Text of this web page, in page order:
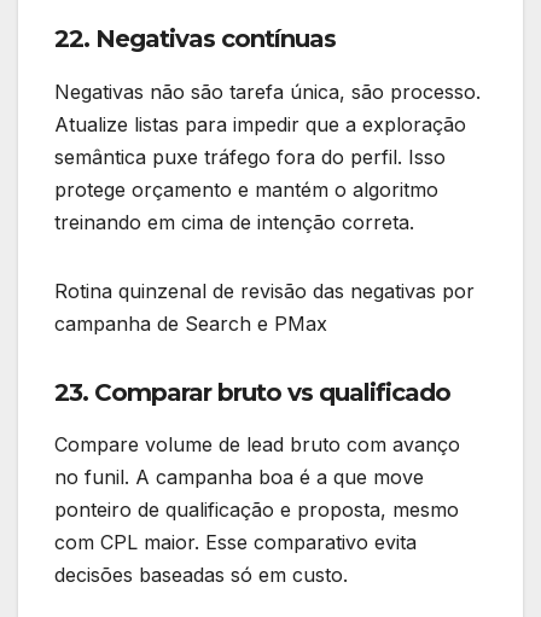
22. Negativas contínuas
Negativas não são tarefa única, são processo.
Atualize listas para impedir que a exploração
semântica puxe tráfego fora do perfil. Isso
protege orçamento e mantém o algoritmo
treinando em cima de intenção correta.
Rotina quinzenal de revisão das negativas por
campanha de Search e PMax
23. Comparar bruto vs qualificado
Compare volume de lead bruto com avanço
no funil. A campanha boa é a que move
ponteiro de qualificação e proposta, mesmo
com CPL maior. Esse comparativo evita
decisões baseadas só em custo.